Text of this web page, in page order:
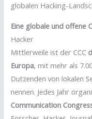
globalen Hacking-
Eine globale und offene
Hacker
Mittlerweile ist der CCC
Europa, mit mehr als
Dutzenden von lokalen
nennen. Jedes Jahr
Communication